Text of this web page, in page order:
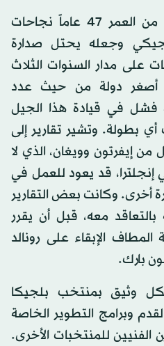
وحقق المدير الفني البالغ من العمر 47 عاماً نجاحات
وجعله يحتل صدارة
على مدار السنوات الثلاث
أصغر دولة من حيث عدد
فشل في قيادة هذا الجيل
بطولة. وتشير تقارير إلى
من إيفرتون وويغان، الذي لا
قد يعود للعمل في
أخرى. وكانت بعض التقارير
معه، قبل أن يقرر
المطاف الإبقاء على رونالد
بارك.
وثيق بمنتخب بلجيكا
وبرامج التطوير الخاصة
للمنتخبات الأخرى.